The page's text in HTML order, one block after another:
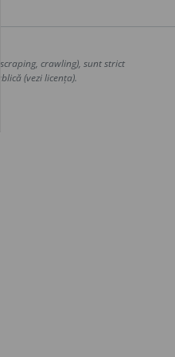
crawling), sunt strict
(vezi licența).